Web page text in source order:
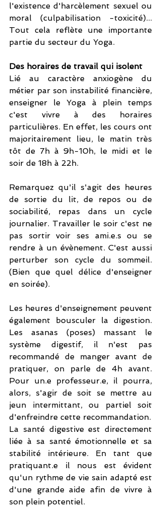
l'existence d'harcèlement sexuel ou
moral (culpabilisation -toxicité)...
Tout cela reflète une importante
partie du secteur du Yoga.
Des horaires de travail qui isolent
Lié au caractère anxiogène du
métier par son instabilité financière,
enseigner le Yoga à plein temps
c'est vivre à des horaires
particulières. En effet, les cours ont
majoritairement lieu, le matin très
tôt de 7h à 9h-10h, le midi et le
soir de 18h à 22h.
Remarquez qu'il s'agit des heures
de sortie du lit, de repos ou de
sociabilité, repas dans un cycle
journalier. Travailler le soir c'est ne
pas sortir voir ses ami.e.s ou se
rendre à un évènement. C'est aussi
perturber son cycle du sommeil.
(Bien que quel délice d'enseigner
en soirée).
Les heures d'enseignement peuvent
également bousculer la digestion.
Les asanas (poses) massant le
système digestif, il n'est pas
recommandé de manger avant de
pratiquer, on parle de 4h avant.
Pour un.e professeur.e, il pourra,
alors, s'agir de soit se mettre au
jeun intermittant, ou partiel soit
La santé digestive est directement
liée à sa santé émotionnelle et sa
stabilité intérieure. En tant que
pratiquant.e il nous est évident
qu'un rythme de vie sain adapté est
d'une grande aide afin de vivre à
son plein potentiel.